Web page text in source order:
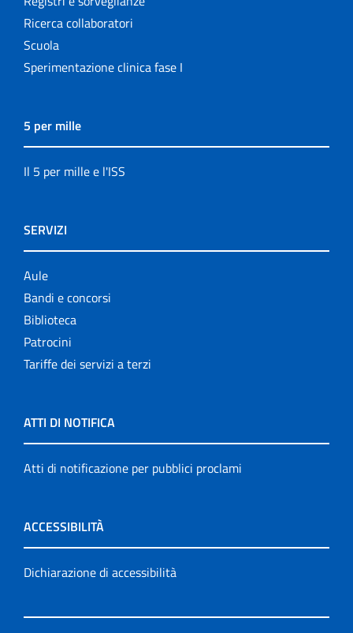
Ricerca collaboratori
Scuola
Sperimentazione clinica fase I
5 per mille
Il 5 per mille e l'ISS
SERVIZI
Aule
Bandi e concorsi
Biblioteca
Patrocini
Tariffe dei servizi a terzi
ATTI DI NOTIFICA
Atti di notificazione per pubblici proclami
ACCESSIBILITÀ
Dichiarazione di accessibilità